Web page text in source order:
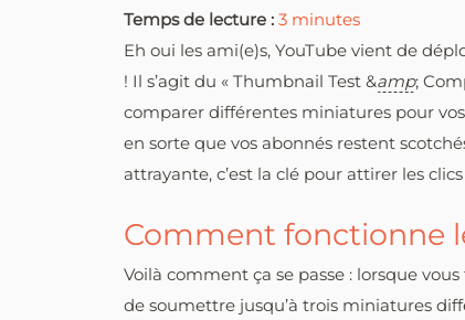
Temps de lecture : 3 minutes
Eh oui les ami(e)s, YouTube vient de
! Il s’agit du « Thumbnail Test &amp;
comparer différentes miniatures pour
en sorte que vos abonnés restent
attrayante, c’est la clé pour attirer les clics
Comment fonctionne
Voilà comment ça se passe : lorsque
de soumettre jusqu’à trois miniatures